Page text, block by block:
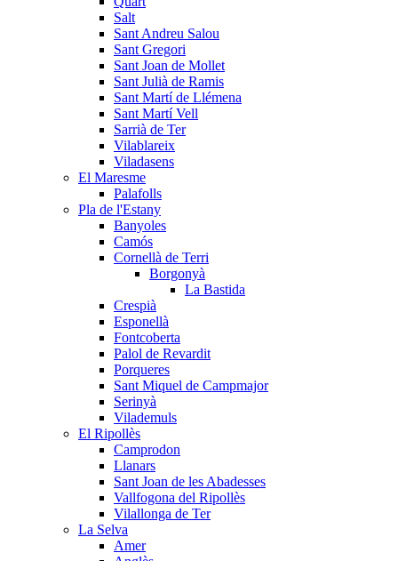
Salt
Sant Andreu Salou
Sant Gregori
Sant Joan de Mollet
Sant Julià de Ramis
Sant Martí de Llémena
Sant Martí Vell
Sarrià de Ter
Vilablareix
Viladasens
El Maresme
Palafolls
Pla de l'Estany
Banyoles
Camós
Cornellà de Terri
Borgonyà
La Bastida
Crespià
Esponellà
Fontcoberta
Palol de Revardit
Porqueres
Sant Miquel de Campmajor
Serinyà
Vilademuls
El Ripollès
Camprodon
Llanars
Sant Joan de les Abadesses
Vallfogona del Ripollès
Vilallonga de Ter
La Selva
Amer